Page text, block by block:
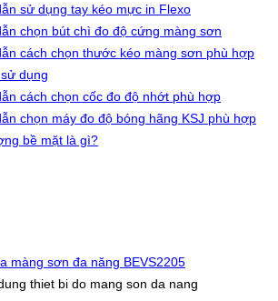
sử dụng tay kéo mực in Flexo
chọn bút chì đo độ cứng màng sơn
cách chọn thước kéo màng sơn phù hợp
dụng
cách chọn cốc đo độ nhớt phù hợp
chọn máy đo độ bóng hãng KSJ phù hợp
bề mặt là gì?
màng sơn đa năng BEVS2205
thiet bi do mang son da nang